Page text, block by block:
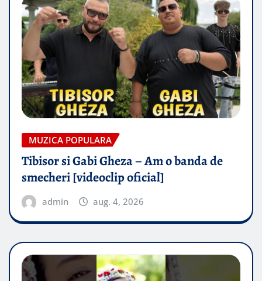
MUZICA POPULARA
Tibisor si Gabi Gheza – Am o banda de
smecheri [videoclip oficial]
admin aug. 4, 2026